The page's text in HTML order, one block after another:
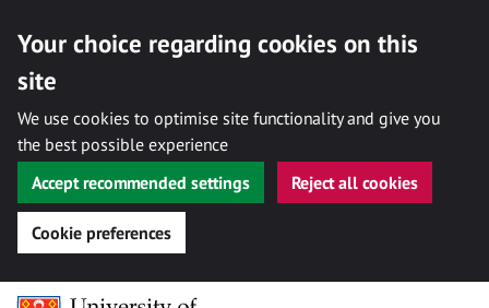
Your choice regarding cookies on this
site
We use cookies to optimise site functionality and give you
the best possible experience
Accept recommended settings
Reject all cookies
Cookie preferences
Skip